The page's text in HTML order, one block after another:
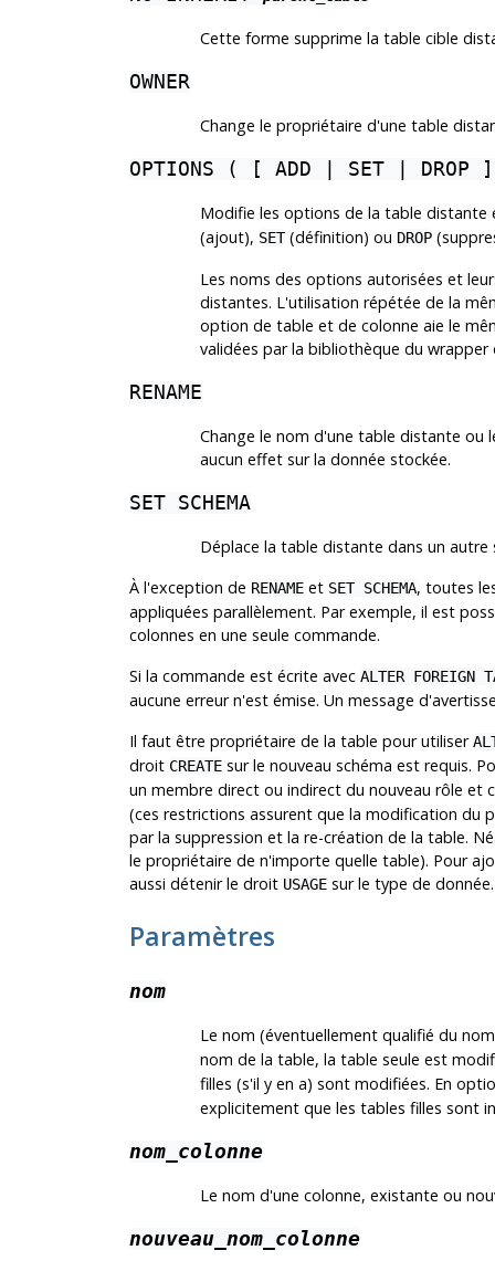
Cette forme supprime la table cible
OWNER
Change le propriétaire d'une table
OPTIONS ( [ ADD | SET |
Modifie les options de la table
(ajout), SET(définition) ou DROP
Les noms des options autorisées et
distantes. L'utilisation répétée de la
option de table et de colonne aie le
validées par la bibliothèque du
RENAME
Change le nom d'une table distante ou
aucun effet sur la donnée stockée.
SET SCHEMA
Déplace la table distante dans un autre
À l'exception de RENAMEet SET SCHEMA, toutes
appliquées parallèlement. Par exemple, il est
colonnes en une seule commande.
Si la commande est écrite avec ALTER
aucune erreur n'est émise. Un message
Il faut être propriétaire de la table pour utiliser
droit CREATEsur le nouveau schéma est requis.
un membre direct ou indirect du nouveau rôle et
(ces restrictions assurent que la modification du
par la suppression et la re-création de la table.
le propriétaire de n'importe quelle table). Pour
aussi détenir le droit USAGEsur le type de donnée.
Paramètres
nom
Le nom (éventuellement qualifié du
nom de la table, la table seule est
filles (s'il y en a) sont modifiées. En
explicitement que les tables filles sont
nom_colonne
Le nom d'une colonne, existante ou
nouveau_nom_colonne